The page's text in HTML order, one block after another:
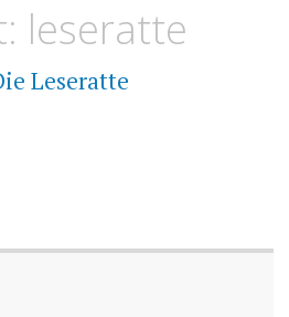
leseratte
4.
Leseratte